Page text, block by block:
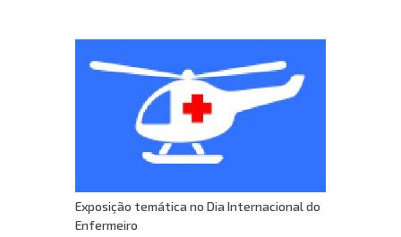
Exposição temática no Dia Internacional do
Enfermeiro